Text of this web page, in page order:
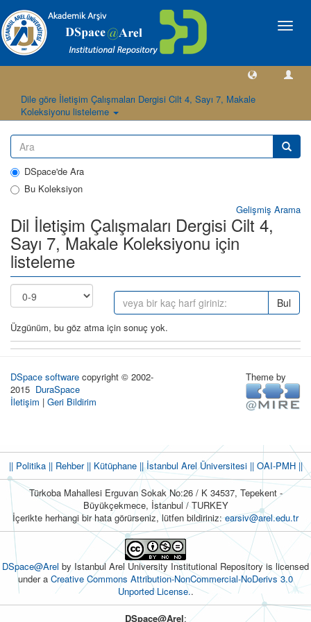
Geçiş
Dile göre İletişim Çalışmaları Dergisi Cilt 4, Sayı 7, Makale
Koleksiyonu listeleme
DSpace'de Ara
Bu Koleksiyon
Gelişmiş Arama
Dil İletişim Çalışmaları Dergisi Cilt 4,
Sayı 7, Makale Koleksiyonu için
listeleme
Bul
Üzgünüm, bu göz atma için sonuç yok.
DSpace software copyright © 2002-
2015 DuraSpace
İletişim | Geri Bildirim
Theme by
|| Politika|| Rehber|| Kütüphane|| İstanbul Arel Üniversitesi ||OAI-PMH ||
Türkoba Mahallesi Erguvan Sokak No:26 / K 34537, Tepekent -
Büyükçekmece, İstanbul / TURKEY
İçerikte herhangi bir hata görürseniz, lütfen bildiriniz:earsiv@arel.edu.tr
DSpace@Arel by Istanbul Arel University Institutional Repository is licensed
under a Creative Commons Attribution-NonCommercial-NoDerivs 3.0
Unported License..
DSpace@Arel: